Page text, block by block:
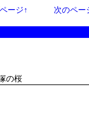
ージ↑ 次のペ
の桜